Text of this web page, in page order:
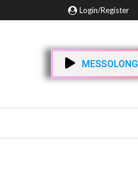
Login/Register